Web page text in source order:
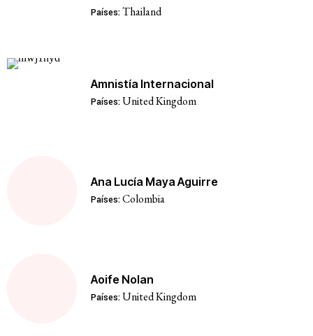
Países:Thailand
Amnistía Internacional
Países:United Kingdom
Ana Lucía Maya Aguirre
Países:Colombia
Aoife Nolan
Países:United Kingdom